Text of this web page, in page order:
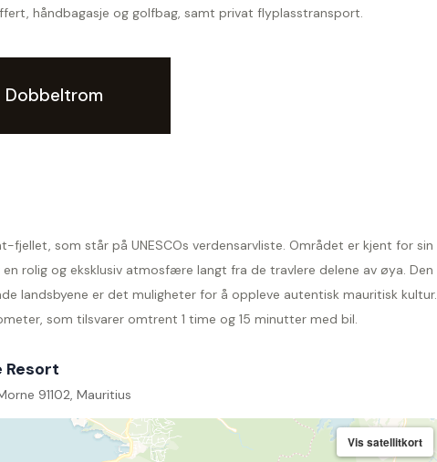
håndbagasje og golfbag, samt privat flyplasstransport.
Dobbeltrom
fjellet, som står på UNESCOs verdensarvliste. Området er kjent for sin
rolig og eksklusiv atmosfære langt fra de travlere delene av øya. Den
landsbyene er det muligheter for å oppleve autentisk mauritisk kultur.
som tilsvarer omtrent 1 time og 15 minutter med bil.
Resort
91102, Mauritius
Vis satellitkort